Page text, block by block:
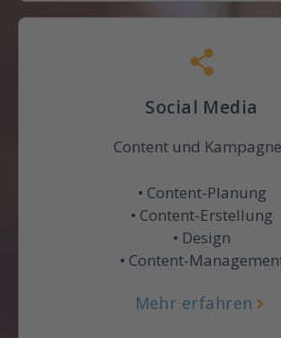
Social Media
Content und
• Content-Planung
• Content-Erstellung
• Design
• Content-
Mehr erfahren